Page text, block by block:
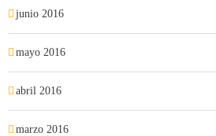
junio 2016
mayo 2016
abril 2016
marzo 2016